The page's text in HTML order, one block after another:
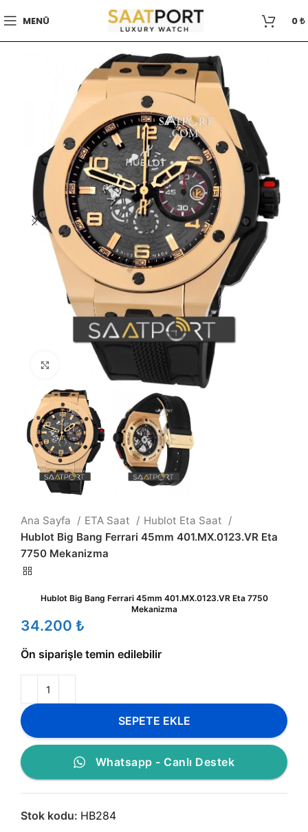
MENÜ 0₺
Büyütmek için tıklayın
Ana Sayfa ETA Saat
Hublot Eta Saat
Hublot Big Bang Ferrari 45mm 401.MX.0123.VR Eta
7750 Mekanizma
Hublot Big Bang Ferrari 45mm 401.MX.0123.VR Eta 7750
Mekanizma
₺
Ön siparişle temin edilebilir
SEPETE EKLE
Whatsapp - Canlı Destek
Stok kodu: HB284